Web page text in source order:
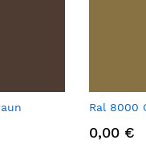
Ral 8000
0,00 €